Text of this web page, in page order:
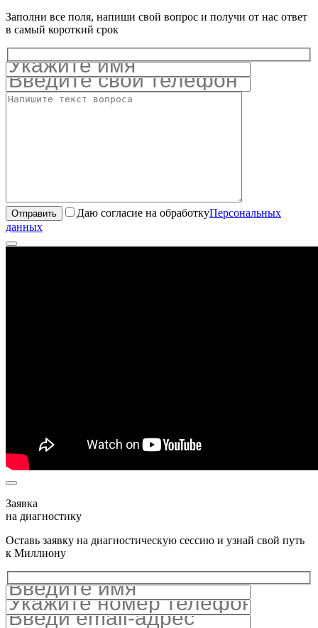
Заполни все поля, напиши свой вопрос и получи от нас ответ
в самый короткий срок
Даю согласие на обработкуПерсональных
данных
Заявка
на диагностику
Оставь заявку на диагностическую сессию и узнай свой путь
к Миллиону